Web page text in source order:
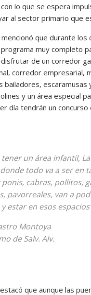
lo que se espera
al sector primario que
que durante los
muy completo
de un corredor
corredor empresarial,
bailadores, escaramusas
y un área especial
día tendrán un concurso
tener un área infantil,
todo va a ser en
cabras, pollitos,
pavorreales, van a
estar en esos
Montoya
de Salv. Alv.
que aunque las